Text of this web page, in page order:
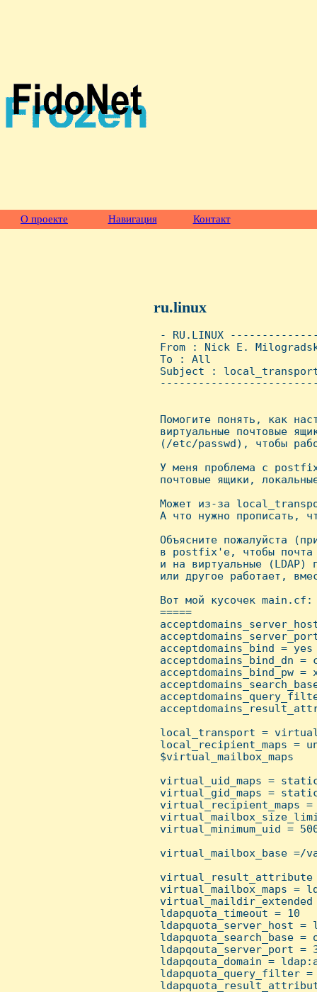
О проекте Навигация Контакт
ru.linux
- RU.LINUX
From : Nick E.
To : All
Subject :
Помогите понять, как
виртуальные почтовые
(/etc/passwd), чтобы
У меня проблема с
почтовые ящики,
Может из-за
А что нужно прописать,
Объясните пожалуйста
в postfix'е, чтобы почта
и на виртуальные (LDAP)
или другое работает,
Вот мой кусочек main.cf:
=====
acceptdomains_bind = yes
acceptdomains_bind_dn
acceptdomains_bind_pw =
local_transport =
local_recipient_maps =
$virtual_mailbox_maps
virtual_uid_maps =
virtual_gid_maps =
virtual_recipient_maps =
virtual_minimum_uid =
virtual_mailbox_base =/
virtual_result_attribute
virtual_mailbox_maps =
virtual_maildir_extended
ldapquota_timeout = 10
ldapquota_server_host =
ldapquota_search_base =
ldapqouta_server_port =
ldapqouta_domain =
ldapquota_query_filter =